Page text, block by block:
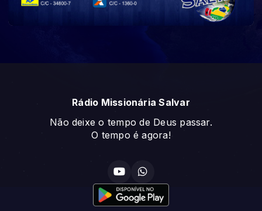
Rádio Missionária Salvar
Não deixe o tempo de Deus passar.
O tempo é agora!